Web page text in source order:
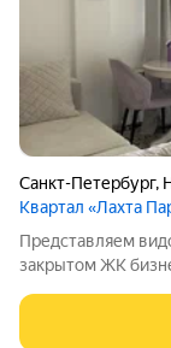
Санкт-Петербург,
Квартал «Лахта
Представляем
закрытом ЖК
11,6 кв. М.
зверей приятно